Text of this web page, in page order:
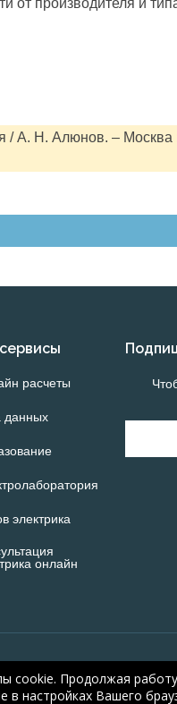
А. Н. Алюнов. – Москва
расчеты
данных
электрика
онлайн
electric.ru, 2008-2026
cookie. Продолжая
настройках Вашего